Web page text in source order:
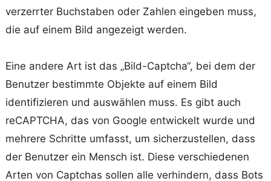
verzerrter Buchstaben oder Zahlen eingeben muss,
die auf einem Bild angezeigt werden.
Eine andere Art ist das „Bild-Captcha“, bei dem der
Benutzer bestimmte Objekte auf einem Bild
identifizieren und auswählen muss. Es gibt auch
reCAPTCHA, das von Google entwickelt wurde und
mehrere Schritte umfasst, um sicherzustellen, dass
der Benutzer ein Mensch ist. Diese verschiedenen
Arten von Captchas sollen alle verhindern, dass Bots